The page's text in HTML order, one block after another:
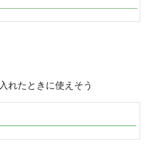
れたときに使えそう